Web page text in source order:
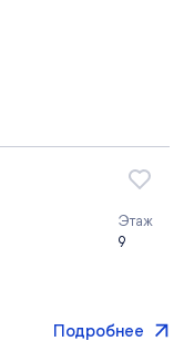
Этаж
9
Подробнее